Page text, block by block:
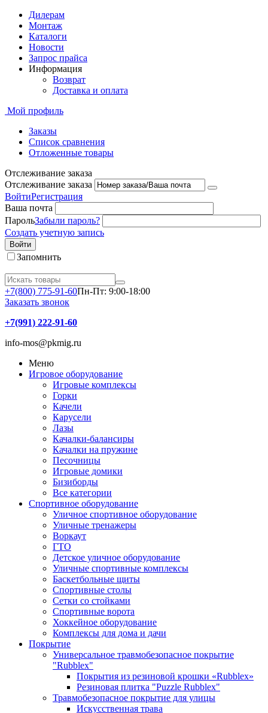
Дилерам
Монтаж
Каталоги
Новости
Запрос прайса
Информация
Возврат
Доставка и оплата
Мой профиль
Заказы
Список сравнения
Отложенные товары
Отслеживание заказа
Отслеживание заказа
ВойтиРегистрация
Ваша почта
ПарольЗабыли пароль?
Создать учетную запись
Войти
Запомнить
+7(800) 775-91-60Пн-Пт: 9:00-18:00
Заказать звонок
+7(991) 222-91-60
info-mos@pkmig.ru
Меню
Игровое оборудование
Игровые комплексы
Горки
Качели
Карусели
Лазы
Качалки-балансиры
Качалки на пружине
Песочницы
Игровые домики
Бизиборды
Все категории
Спортивное оборудование
Уличное спортивное оборудование
Уличные тренажеры
Воркаут
ГТО
Детское уличное оборудование
Уличные спортивные комплексы
Баскетбольные щиты
Спортивные столы
Сетки со стойками
Спортивные ворота
Хоккейное оборудование
Комплексы для дома и дачи
Покрытие
Универсальное травмобезопасное покрытие
"Rubblex"
Покрытия из резиновой крошки «Rubblex»
Резиновая плитка "Puzzle Rubblex"
Травмобезопасное покрытие для улицы
Искусственная трава